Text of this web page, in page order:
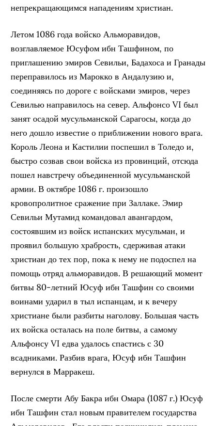
непрекращающимся нападениям христиан.
Летом 1086 года войско Альморавидов,
возглавляемое Юсуфом ибн Ташфином, по
приглашению эмиров Севильи, Бадахоса и Гранады
переправилось из Марокко в Андалузию и,
соединяясь по дороге с войсками эмиров, через
Севилью направилось на север. Альфонсо VI был
занят осадой мусульманской Сарагосы, когда до
него дошло известие о приближении нового врага.
Король Леона и Кастилии поспешил в Толедо и,
быстро созвав свои войска из провинций, отсюда
пошел навстречу объединенной мусульманской
армии. В октябре 1086 г. произошло
кровопролитное сражение при Заллаке. Эмир
Севильи Мутамид командовал авангардом,
состоявшим из войск испанских мусульман, и
проявил большую храбрость, сдерживая атаки
христиан до тех пор, пока к нему не подоспел на
помощь отряд альморавидов. В решающий момент
битвы 80-летний Юсуф ибн Ташфин со своими
воинами ударил в тыл испанцам, и к вечеру
христиане были разбиты наголову. Большая часть
их войска осталась на поле битвы, а самому
Альфонсу VI едва удалось спастись с 30
всадниками. Разбив врага, Юсуф ибн Ташфин
вернулся в Марракеш.
После смерти Абу Бакра ибн Омара (1087 г.) Юсуф
ибн Ташфин стал новым правителем государства